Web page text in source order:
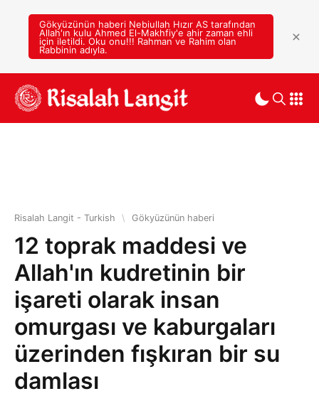
Gökyüzünün haberi Nebiullah Hızır AS tarafından
Allah'ın kulu Ahmed El-Makhfiy'e ahir zaman ehli
için iletildi. Oku onu!!! Rahman ve Rahim olan
Rabbinin adıyla.
Risalah Langit - Turkish \ Gökyüzünün haberi
12 toprak maddesi ve
Allah'ın kudretinin bir
işareti olarak insan
omurgası ve kaburgaları
üzerinden fışkıran bir su
damlası